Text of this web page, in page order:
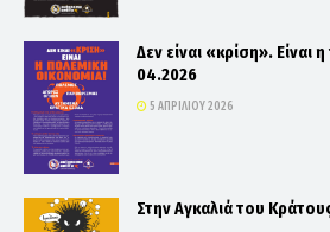
Δεν είναι «κρίση». Είναι
04.2026
5 ΑΠΡΙΛΊΟΥ 2026
Στην Αγκαλιά του